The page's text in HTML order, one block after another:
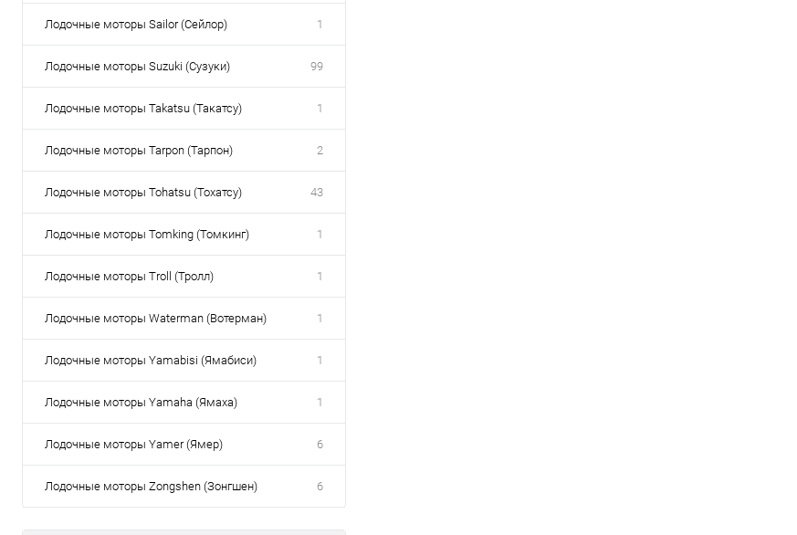
Лодочные моторы Sailor (Сейлор) 1
Лодочные моторы Suzuki (Сузуки) 99
Лодочные моторы Takatsu (Такатсу) 1
Лодочные моторы Tarpon (Тарпон) 2
Лодочные моторы Tohatsu (Тохатсу) 43
Лодочные моторы Tomking (Томкинг) 1
Лодочные моторы Troll (Тролл) 1
Лодочные моторы Waterman (Вотерман) 1
Лодочные моторы Yamabisi (Ямабиси) 1
Лодочные моторы Yamaha (Ямаха) 1
Лодочные моторы Yamer (Ямер) 6
Лодочные моторы Zongshen (Зонгшен) 6